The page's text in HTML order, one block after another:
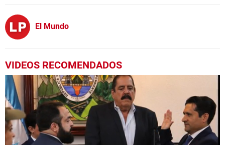
El Mundo
VIDEOS RECOMENDADOS